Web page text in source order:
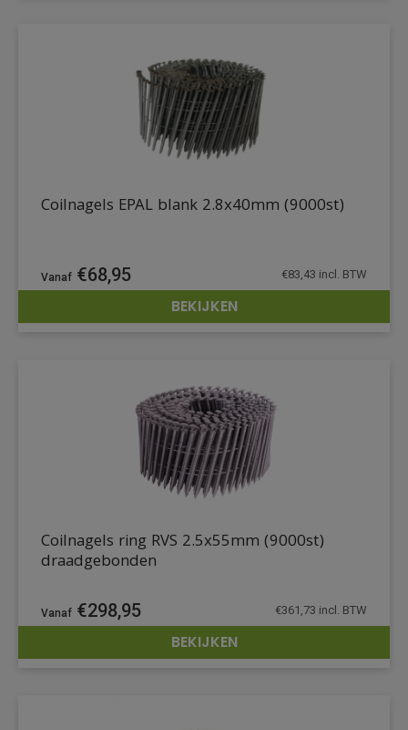
DETAILS
Coilnagels EPAL blank 2.8x40mm (9000st)
€68,95 €83,43 incl. BTW
BEKIJKEN
DETAILS
Coilnagels ring RVS 2.5x55mm (9000st)
draadgebonden
€298,95 €361,73 incl. BTW
BEKIJKEN